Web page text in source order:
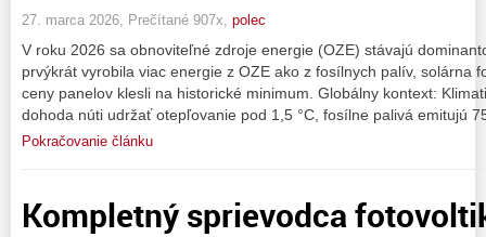
27. marca 2026, Prečítané 907x, polec
V roku 2026 sa obnoviteľné zdroje energie (OZE) stávajú
prvýkrát vyrobila viac energie z OZE ako z fosílnych palív, solárna
ceny panelov klesli na historické minimum. Globálny kontext:
dohoda núti udržať otepľovanie pod 1,5 °C, fosílne palivá emitujú
Pokračovanie článku
Kompletný sprievodca